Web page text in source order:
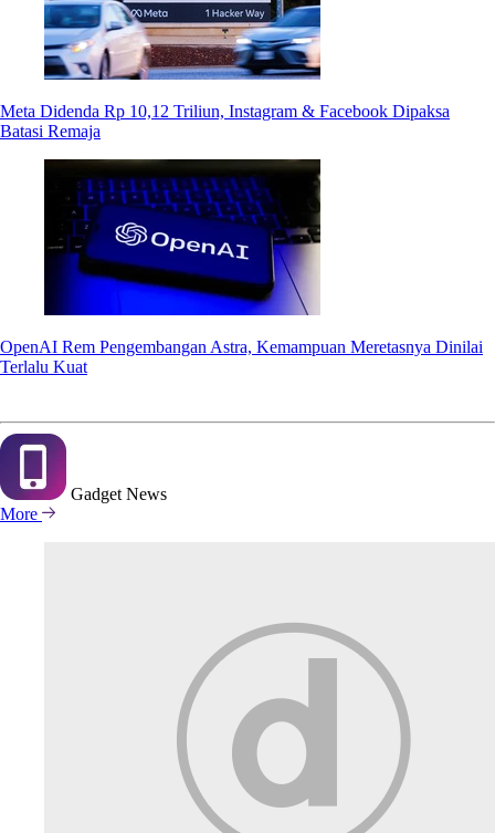
Meta Didenda Rp 10,12 Triliun, Instagram & Facebook Dipaksa
Batasi Remaja
OpenAI Rem Pengembangan Astra, Kemampuan Meretasnya Dinilai
Terlalu Kuat
Gadget News
More